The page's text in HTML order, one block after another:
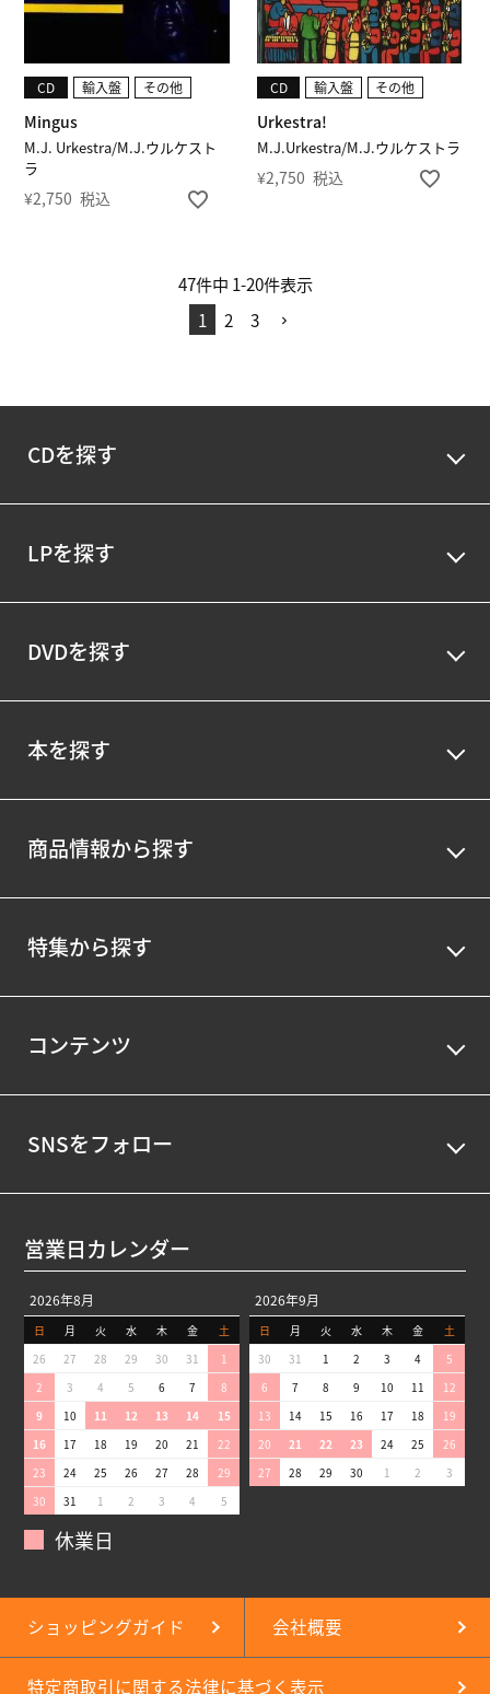
M.J. Urkestra/M.J.ウルケスト
ラ
Mingus
CD 輸入盤 その他
¥2,750 税込
M.J.Urkestra/M.J.ウルケストラ
Urkestra!
CD 輸入盤 その他
¥2,750 税込
47件中 1-20件表示
1
2 3
CDを探す
LPを探す
DVDを探す
本を探す
商品情報から探す
特集から探す
コンテンツ
SNSをフォロー
営業日カレンダー
2026年8月
日 月 火 水 木 金
土
26
27 28 29 30 31
1
2
3 4 5 6 7
8
9
10 11 12 13 14
15
16
17 18 19 20 21
22
23
24 25 26 27 28
29
30
31 1 2 3 4 5
2026年9月
日 月 火 水 木 金
土
30
31 1 2 3 4
5
6
7 8 9 10 11
12
13
14 15 16 17 18
19
20
21 22 23 24 25
26
27
28 29 30 1 2 3
休業日
ショッピングガイド 会社概要
特定商取引に関する法律に基づく表示